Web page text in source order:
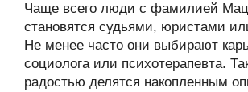
Чаще всего люди с фамилией
становятся судьями, юристами
Не менее часто они выбирают
социолога или психотерапевта.
радостью делятся накопленным